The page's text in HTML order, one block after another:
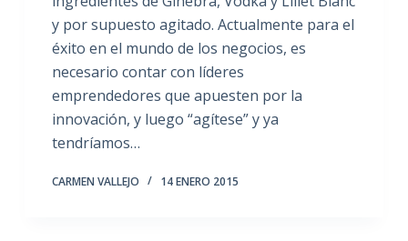
y por supuesto agitado. Actualmente para el
éxito en el mundo de los negocios, es
necesario contar con líderes
emprendedores que apuesten por la
innovación, y luego “agítese” y ya
tendríamos…
CARMEN VALLEJO 14 ENERO 2015